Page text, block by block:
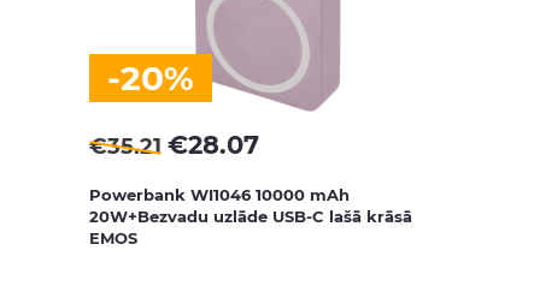
-20%
€35.21 €28.07
Powerbank WI1046 10000 mAh
20W+Bezvadu uzlāde USB-C lašā krāsā
EMOS